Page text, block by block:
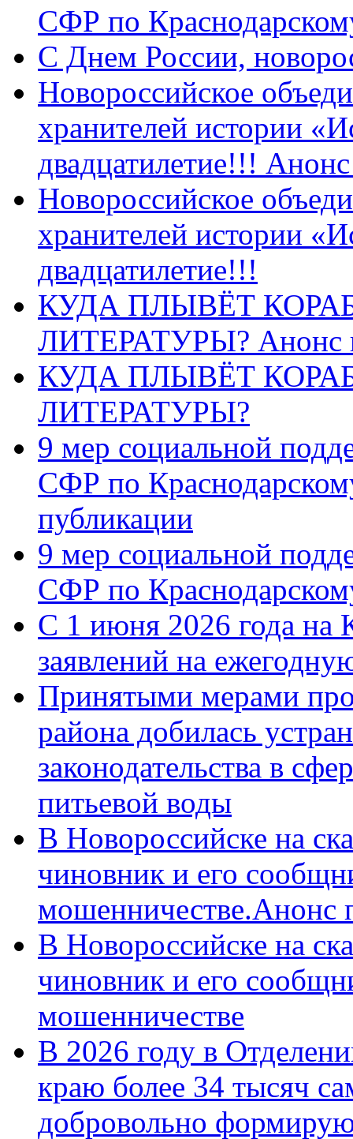
СФР по
C Днем России,
Новороссийское
хранителей истории
двадцатилетие!!!
Новороссийское
хранителей истории
двадцатилетие!!!
КУДА ПЛЫВЁТ
ЛИТЕРАТУРЫ? Анонс
КУДА ПЛЫВЁТ
ЛИТЕРАТУРЫ?
9 мер социальной
СФР по
публикации
9 мер социальной
СФР по
С 1 июня 2026 года на
заявлений на
Принятыми мерами
района добилась
законодательства в
питьевой воды
В Новороссийске на
чиновник и его
мошенничестве.Анонс
В Новороссийске на
чиновник и его
мошенничестве
В 2026 году в
краю более 34 тысяч
добровольно